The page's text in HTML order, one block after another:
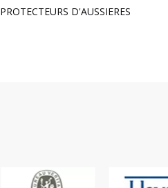
PROTECTEURS D'AUSSIERES